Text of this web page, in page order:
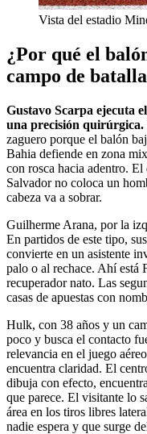
Vista del estadio
¿Por qué el
campo de
Gustavo Scarpa ejecuta
una precisión quirúrgica.
zaguero porque el balón
Bahia defiende en zona
con rosca hacia adentro.
Salvador no coloca un
cabeza va a sobrar.
Guilherme Arana, por la
En partidos de este tipo,
convierte en un asistente
palo o al rechace. Ahí está
recuperador nato. Las
casas de apuestas con
Hulk, con 38 años y un
poco y busca el contacto
relevancia en el juego
encuentra claridad. El
dibuja con efecto,
que parece. El visitante lo
área en los tiros libres
nadie espera y que surge